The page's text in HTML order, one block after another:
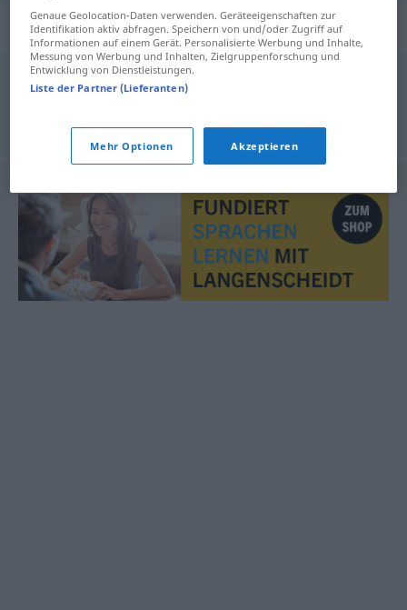
Synonyme für "Ahnungslosigkeit"
Unkenntnis,Naivität,Unwissenheit
© OpenThesaurus.de
Genaue Geolocation-Daten verwenden. Geräteeigenschaften zur
Identifikation aktiv abfragen. Speichern von und/oder Zugriff auf
Informationen auf einem Gerät. Personalisierte Werbung und Inhalte,
Messung von Werbung und Inhalten, Zielgruppenforschung und
Entwicklung von Dienstleistungen.
Liste der Partner (Lieferanten)
Mehr Optionen Akzeptieren